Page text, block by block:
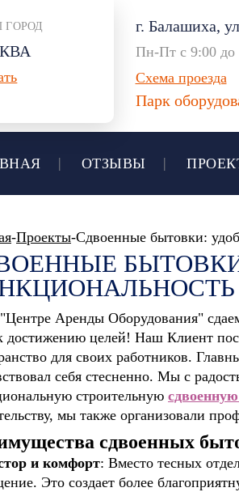
ГОРОД г. Балашиха,
Пн-Пт с 9:00 до
Схема проезда
Парк
ОТЗЫВЫ
-Проекты-Сдвоенные бытовки:
Аренды Оборудования"
достижению целей! Наш Клиент
для своих работников.
себя стесненно. Мы с
строительную
мы также организовали
сдвоенных
и комфорт: Вместо тесных
Это создает более